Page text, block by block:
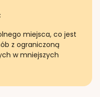
miejsca, co jest
z ograniczoną
w mniejszych